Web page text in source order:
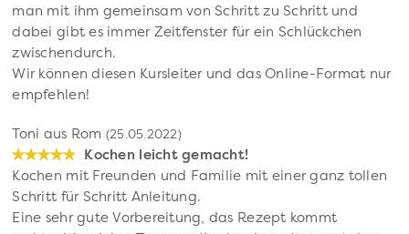
man mit ihm gemeinsam von Schritt zu Schritt und
dabei gibt es immer Zeitfenster für ein Schlückchen
zwischendurch.
Wir können diesen Kursleiter und das Online-Format nur
empfehlen!
Toni aus Rom (25.05.2022)
Kochen leicht gemacht!
Kochen mit Freunden und Familie mit einer ganz tollen
Schritt für Schritt Anleitung.
Eine sehr gute Vorbereitung, das Rezept kommt